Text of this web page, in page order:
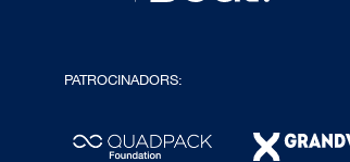
PATROCINADORS: